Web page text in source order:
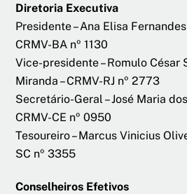
Diretoria Executiva
Presidente – Ana Elisa
CRMV-BA nº 1130
Vice-presidente – Romulo César
Miranda – CRMV-RJ nº 2773
Secretário-Geral – José Maria
CRMV-CE nº 0950
Tesoureiro – Marcus Vinicius
SC nº 3355
Conselheiros Efetivos